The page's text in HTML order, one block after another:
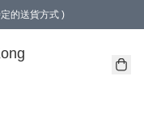
的送貨方式 )